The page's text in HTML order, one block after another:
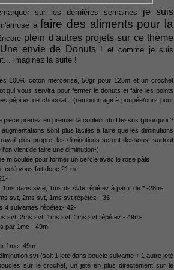
sur les dernières semaines je suis
àfaire des aliments pour la
plein d'autres projets sur ce thème
Une envie de Donuts! et comme je suis
imaginez la suite !
100% coton mercerisé, 50gr pour 125m et un crochet
qui vous servira pour fermer le donuts et faire les points
pépites de chocolat ! (rembourrage à poupée/ours pour
pièce prenez en premier la couleur du Dessus (pourquoi ?
sont plus faciles à faire que les diminutions
plus propre, les diminutions seront dessous -surtout
vient de faire une diminution-)
m coulée pour former un cercle avec le rose pâle
celà vous fait donc 21 m-
1ms dans svte, 1ms ds svte répétez à partir de * -28m-
svt, 2ms svt, 1ms svt répétez - 35-
4 suivantes répétez- 42-
svt, 2ms svt, 1ms svt, 1ms svt répétez - 49m-
par 1mc - 49m-
1mc -49m-
svt (soit 1 jeté dans boucle suivante + 1 autre jeté
sur le crochet, un jeté en plus directement sur le